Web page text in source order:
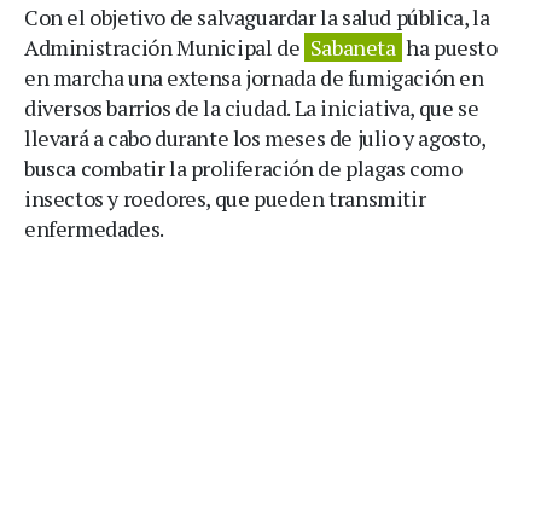
Con el objetivo de salvaguardar la salud pública, la
Administración Municipal de Sabaneta ha puesto
en marcha una extensa jornada de fumigación en
diversos barrios de la ciudad. La iniciativa, que se
llevará a cabo durante los meses de julio y agosto,
busca combatir la proliferación de plagas como
insectos y roedores, que pueden transmitir
enfermedades.